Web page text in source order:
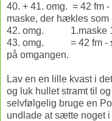
40. + 41. omg. = 42 fm
maske, der hækles som
42. omg. 1.maske 1
43. omg. = 42 fm -
på omgangen.
Lav en en lille kvast i
og luk hullet stramt til
selvfølgelig bruge en
undlade at sætte noget